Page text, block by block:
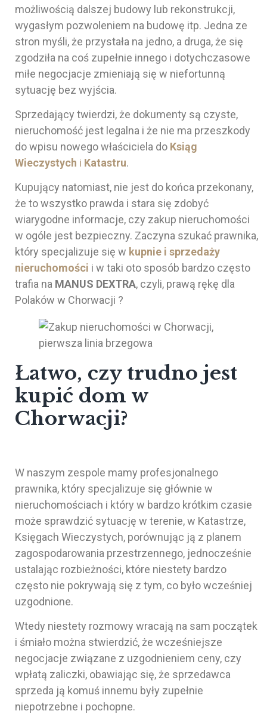
możliwością dalszej budowy lub rekonstrukcji,
wygasłym pozwoleniem na budowę itp. Jedna ze
stron myśli, że przystała na jedno, a druga, że się
zgodziła na coś zupełnie innego i dotychczasowe
miłe negocjacje zmieniają się w niefortunną
sytuację bez wyjścia.
Sprzedający twierdzi, że dokumenty są czyste,
nieruchomość jest legalna i że nie ma przeszkody
do wpisu nowego właściciela do Ksiąg
Wieczystych i Katastru.
Kupujący natomiast, nie jest do końca przekonany,
że to wszystko prawda i stara się zdobyć
wiarygodne informacje, czy zakup nieruchomości
w ogóle jest bezpieczny. Zaczyna szukać prawnika,
który specjalizuje się w kupnie i sprzedaży
nieruchomości i w taki oto sposób bardzo często
trafia na MANUS DEXTRA, czyli, prawą rękę dla
Polaków w Chorwacji ?
Łatwo, czy trudno jest
kupić dom w
Chorwacji?
W naszym zespole mamy profesjonalnego
prawnika, który specjalizuje się głównie w
nieruchomościach i który w bardzo krótkim czasie
może sprawdzić sytuację w terenie, w Katastrze,
Księgach Wieczystych, porównując ją z planem
zagospodarowania przestrzennego, jednocześnie
ustalając rozbieżności, które niestety bardzo
często nie pokrywają się z tym, co było wcześniej
uzgodnione.
Wtedy niestety rozmowy wracają na sam początek
i śmiało można stwierdzić, że wcześniejsze
negocjacje związane z uzgodnieniem ceny, czy
wpłatą zaliczki, obawiając się, że sprzedawca
sprzeda ją komuś innemu były zupełnie
niepotrzebne i pochopne.